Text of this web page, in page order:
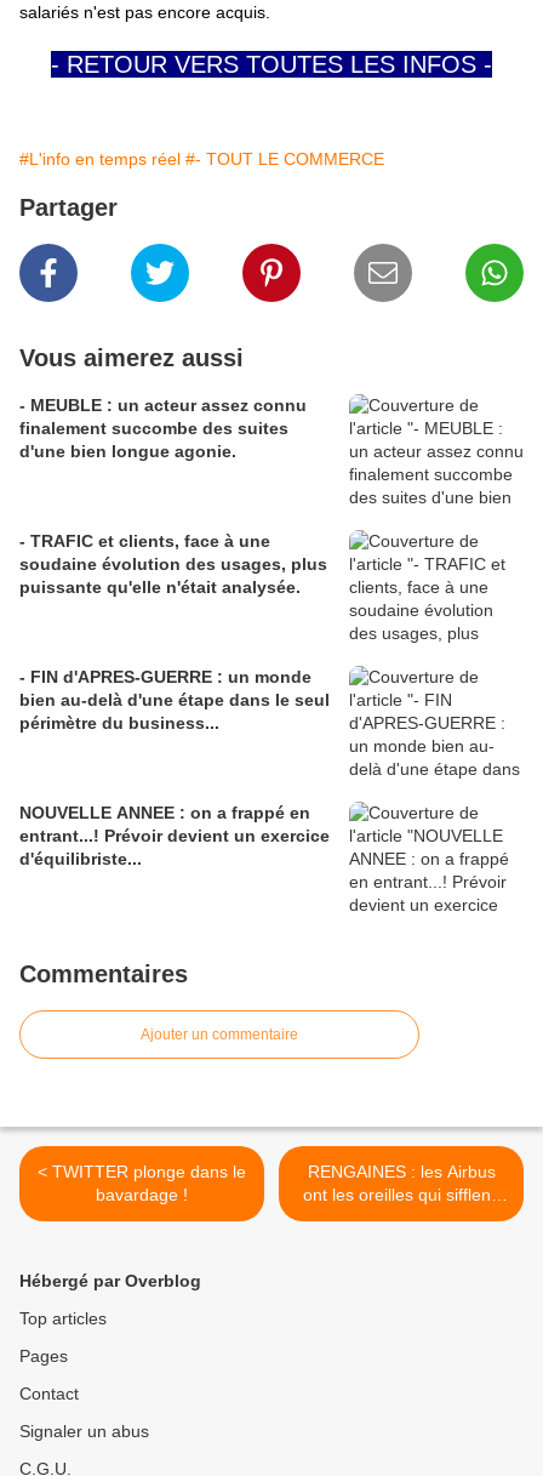
salariés n'est pas encore acquis.
- RETOUR VERS TOUTES LES INFOS -
#L'info en temps réel #- TOUT LE COMMERCE
Partager
Vous aimerez aussi
- MEUBLE : un acteur assez connu
finalement succombe des suites
d'une bien longue agonie.
- TRAFIC et clients, face à une
soudaine évolution des usages, plus
puissante qu'elle n'était analysée.
- FIN d'APRES-GUERRE : un monde
bien au-delà d'une étape dans le seul
périmètre du business...
NOUVELLE ANNEE : on a frappé en
entrant...! Prévoir devient un exercice
d'équilibriste...
Commentaires
Ajouter un commentaire
< TWITTER plonge dans le
bavardage !
RENGAINES : les Airbus
ont les oreilles qui sifflent.
Pauvres industries… >
Hébergé par Overblog
Top articles
Pages
Contact
Signaler un abus
C.G.U.